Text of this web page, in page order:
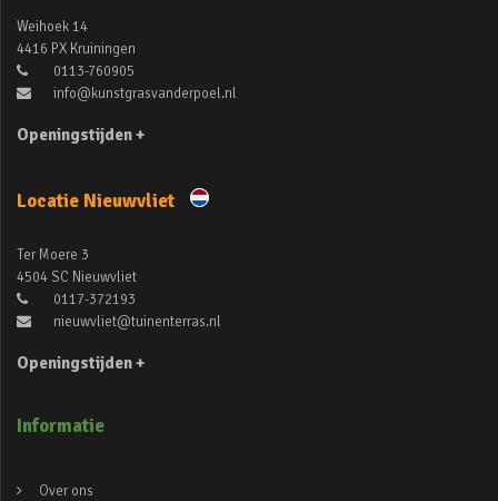
Weihoek 14
4416 PX Kruiningen
0113-760905
info@kunstgrasvanderpoel.nl
Openingstijden +
Locatie Nieuwvliet
Ter Moere 3
4504 SC Nieuwvliet
0117-372193
nieuwvliet@tuinenterras.nl
Openingstijden +
Informatie
Over ons